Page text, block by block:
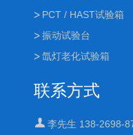
PCT / HAST试验箱
振动试验台
氙灯老化试验箱
联系方式
李先生 138-2698-